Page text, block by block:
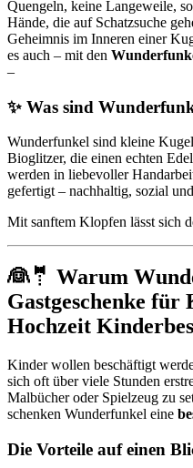
Quengeln, keine Langeweile,
Hände, die auf Schatzsuche
Geheimnis im Inneren einer
es auch – mit den
–
✨ Was sind
Wunderfunkel sind kleine
Bioglitzer, die einen echten
werden in liebevoller
gefertigt – nachhaltig, sozial
Mit sanftem Klopfen lässt sich
👰🤵 Warum
Gastgeschenke für
Hochzeit
Kinder wollen beschäftigt
sich oft über viele Stunden
Malbücher oder Spielzeug zu
schenken Wunderfunkel eine
Die Vorteile auf einen